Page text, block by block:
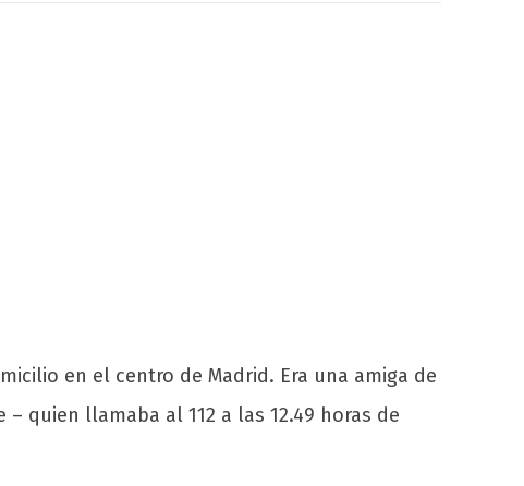
en el centro de Madrid. Era una amiga de
quien llamaba al 112 a las 12.49 horas de